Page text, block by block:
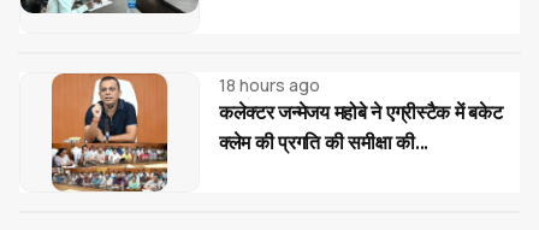
18 hours ago
कलेक्टर जन्मेजय महोबे ने एग्रीस्टैक में बकेट
क्लेम की प्रगति की समीक्षा की...